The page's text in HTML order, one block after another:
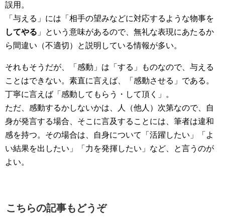
誤用。
「与える」には「相手の望みなどに対応するような物事を
してやる 」という意味があるので、無礼な表現にあたるか
ら間違い（不適切）と説明している情報が多い。
それもそうだが、「感動」は「する」ものなので、与える
ことはできない。素直に言えば、「感動させる」である。
丁寧に言えば「感動してもらう・して頂く」。
ただ、感動するかしないかは、人（他人）次第なので、自
身が発言する場合、そこに言及することには、筆者は違和
感を持つ。その場合は、自身について「活躍したい」「よ
い結果を出したい」「力を発揮したい」など、と言うのが
よい。
こちらの記事もどうぞ